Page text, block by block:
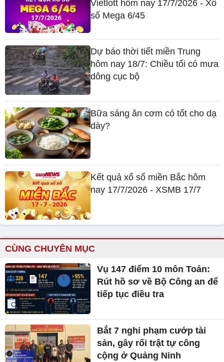
Vietlott hôm nay 17/7/2026 - Xổ
số Mega 6/45
Dự báo thời tiết miền Trung
hôm nay 18/7: Chiều tối có mưa
dông cục bộ
Bữa sáng ăn cơm có tốt cho dạ
dày?
Kết quả xổ số miền Bắc hôm
nay 17/7/2026 - XSMB 17/7
CÙNG CHUYÊN MỤC
Vụ 147 điểm 10 môn Toán:
Rút hồ sơ về Bộ Công an để
tiếp tục điều tra
Bắt 7 nghi phạm cướp tài
sản, gây rối trật tự công
cộng ở Quảng Ninh